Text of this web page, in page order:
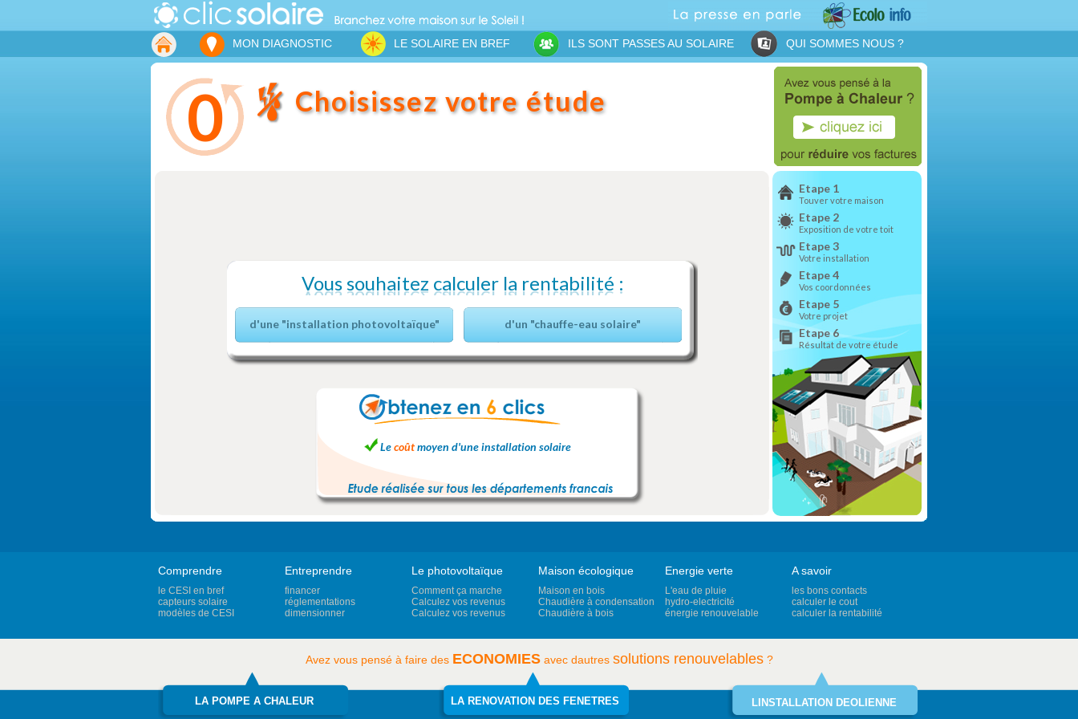
MON DIAGNOSTIC LE SOLAIRE EN BREF ILS SONT PASSES AU SOLAIRE QUI SOMMES NOUS ?
Comprendre
le CESI en bref
capteurs solaire
modèles de CESI
Entreprendre
financer
réglementations
dimensionner
Le photovoltaïque
Comment ça marche
Calculez vos revenus
Calculez vos revenus
Maison écologique
Maison en bois
Chaudière à condensation
Chaudière à bois
Energie verte
L'eau de pluie
hydro-electricité
énergie renouvelable
A savoir
les bons contacts
calculer le cout
calculer la rentabilité
Avez vous pensé à faire des ECONOMIESavec dautres solutions renouvelables?
LA POMPE A CHALEUR LA RENOVATION DES FENETRES LINSTALLATION DEOLIENNE